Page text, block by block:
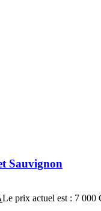
Sauvignon
Le prix actuel est : 7 000